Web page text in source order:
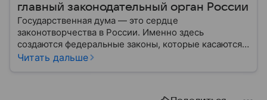
главный законодательный орган России
Государственная дума — это сердце
законотворчества в России. Именно здесь
создаются федеральные законы, которые касаются
жизни каждого гражданина: от образования и
Читать дальше